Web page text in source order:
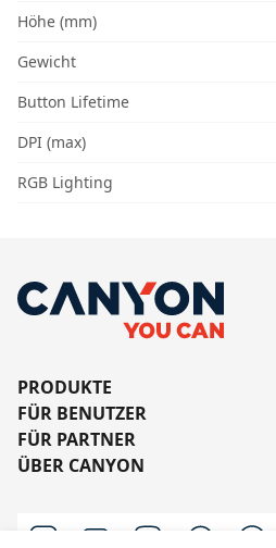
Höhe (mm)
Gewicht
Button Lifetime
DPI (max)
RGB Lighting
PRODUKTE
FÜR BENUTZER
FÜR PARTNER
ÜBER CANYON